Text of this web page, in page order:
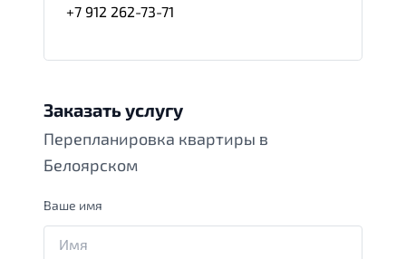
+7 912 262-73-71
Заказать услугу
Перепланировка квартиры в
Белоярском
Ваше имя